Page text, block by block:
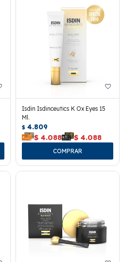
Isdin Isdinceutics K Ox Eyes 15
Ml.
$ 4.809
$ 4.088 $ 4.088